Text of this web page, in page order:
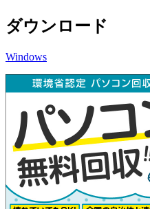
ダウンロード
Windows